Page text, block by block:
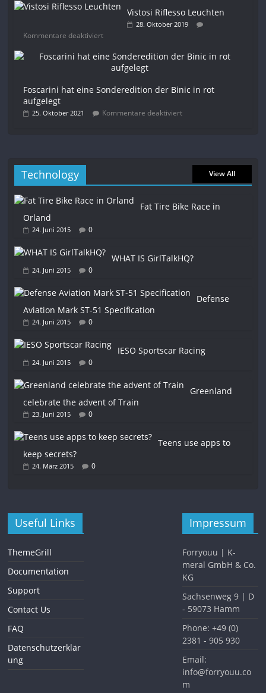
Vistosi Riflesso Leuchten
28. Oktober 2019
Kommentare deaktiviert
Foscarini hat eine Sonderedition der Binic in rot
aufgelegt
25. Oktober 2021 Kommentare deaktiviert
Technology View All
Fat Tire Bike Race in
Orland
24. Juni 2015 0
WHAT IS GirlTalkHQ?
24. Juni 2015 0
Defense
Aviation Mark ST-51 Specification
24. Juni 2015 0
IESO Sportscar Racing
24. Juni 2015 0
Greenland
celebrate the advent of Train
23. Juni 2015 0
Teens use apps to
keep secrets?
24. März 2015 0
Useful Links
ThemeGrill
Documentation
Support
Contact Us
FAQ
Datenschutzerklär
ung
Impressum
Forryouu | K-
meral GmbH & Co.
KG
Sachsenweg 9 | D
- 59073 Hamm
Phone: +49 (0)
2381 - 905 930
Email:
info@forryouu.co
m